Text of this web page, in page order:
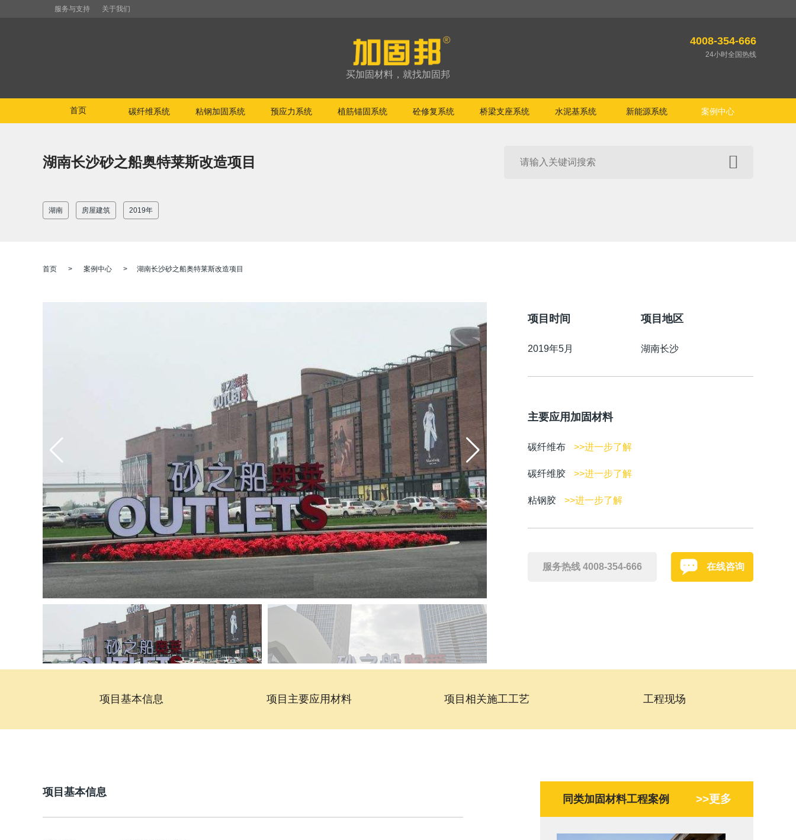
服务与支持 关于我们
买加固材料，就找加固邦
4008-354-666
24小时全国热线
首页 碳纤维系统 粘钢加固系统 预应力系统 植筋锚固系统 砼修复系统 桥梁支座系统 水泥基系统 新能源系统 案例中心
湖南长沙砂之船奥特莱斯改造项目
湖南 房屋建筑 2019年
首页 > 案例中心 > 湖南长沙砂之船奥特莱斯改造项目
项目时间
2019年5月
项目地区
湖南长沙
主要应用加固材料
碳纤维布 >>进一步了解
碳纤维胶 >>进一步了解
粘钢胶 >>进一步了解
服务热线 4008-354-666 在线咨询
项目基本信息 项目主要应用材料 项目相关施工工艺 工程现场
项目基本信息
同类加固材料工程案例 >>更多